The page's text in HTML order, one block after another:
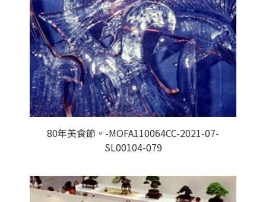
80年美食節。-MOFA110064CC-2021-07-
SL00104-079